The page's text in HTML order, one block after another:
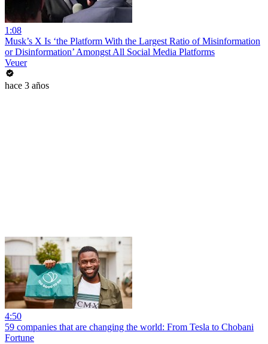
1:08
Musk’s X Is ‘the Platform With the Largest Ratio of Misinformation
or Disinformation’ Amongst All Social Media Platforms
Veuer
hace 3 años
4:50
59 companies that are changing the world: From Tesla to Chobani
Fortune